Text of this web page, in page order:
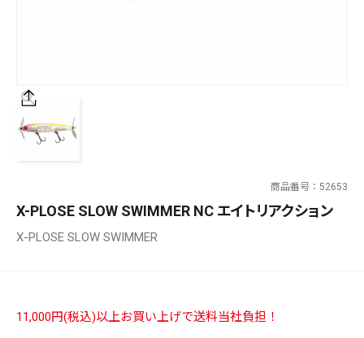
価格
商品番号 52653
X-PLOSE SLOW SWIMMER NC エイトリアクション
X-PLOSE SLOW SWIMMER
11,000円(税込)以上お買い上げで送料当社負担！